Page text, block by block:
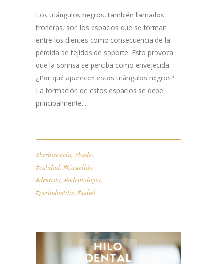
Los triángulos negros, también llamados
troneras, son los espacios que se forman
entre los dientes como consecuencia de la
pérdida de tejidos de soporte. Esto provoca
que la sonrisa se perciba como envejecida.
¿Por qué aparecen estos triángulos negros?
La formación de estos espacios se debe
principalmente...
#berbisestela, #bqdc,
#calidad, #Castellón,
#dentista, #odontologia,
#periodontitis, #salud